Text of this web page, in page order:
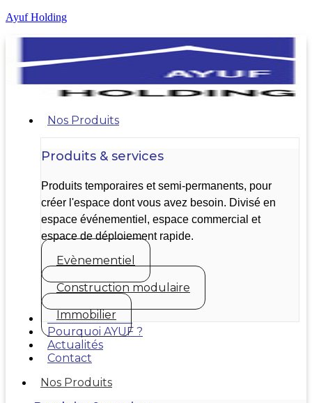
Ayuf Holding
Nos Produits
Produits & services
Produits temporaires et semi-permanents, pour
créer l'espace dont vous avez besoin. Divisé en
espace événementiel, espace commercial et
espace de déploiement rapide.
Evènementiel
Construction modulaire
Immobilier
Nos réalisations
Pourquoi AYUF ?
Actualités
Contact
Nos Produits